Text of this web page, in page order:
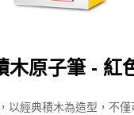
木原子筆 - 紅
以經典積木為造型，不